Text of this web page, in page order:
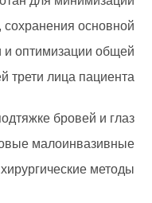
сохранения основной
и оптимизации общей
трети лица пациента.
бровей и глаз
малоинвазивные
хирургические методы.